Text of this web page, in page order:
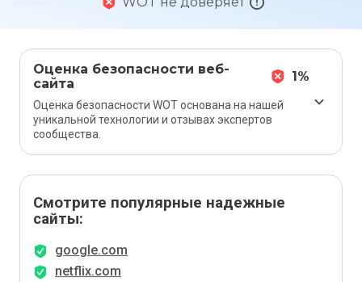
Оценка безопасности веб-
сайта
1%
Оценка безопасности WOT основана на нашей
уникальной технологии и отзывах экспертов
сообщества.
Смотрите популярные надежные
сайты:
google.com
netflix.com